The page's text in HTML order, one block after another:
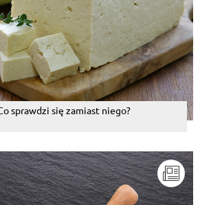
sprawdzi się zamiast niego?